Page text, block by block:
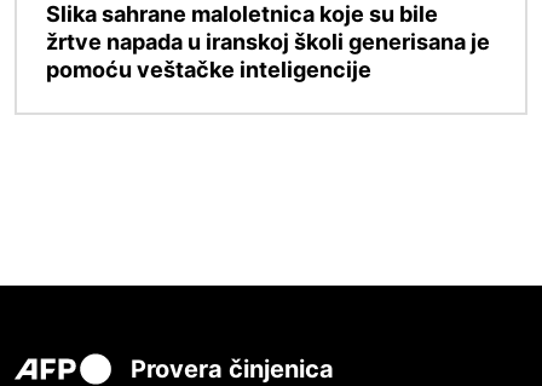
Slika sahrane maloletnica koje su bile
žrtve napada u iranskoj školi generisana je
pomoću veštačke inteligencije
Provera činjenica